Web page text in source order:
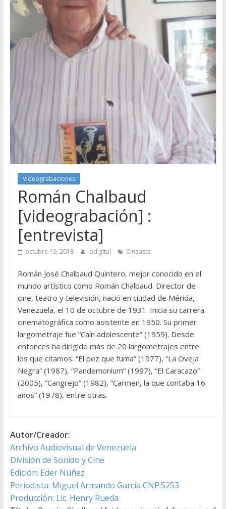
Videograbaciones
Román Chalbaud
[videograbación] :
[entrevista]
octubre 19, 2018 bdigital Cineasta
Román José Chalbaud Quintero, mejor conocido en el
mundo artístico como Román Chalbaud. Director de
cine, teatro y televisión, nació en ciudad de Mérida,
Venezuela, el 10 de octubre de 1931. Inicia su carrera
cinematográfica como asistente en 1950. Su primer
largometraje fue “Caín adolescente” (1959). Desde
entonces ha dirigido más de 20 largometrajes entre
los que citamos: “El pez que fuma” (1977), “La Oveja
Negra“ (1987), “Pandemonium“ (1997), “El Caracazo”
(2005), “Cangrejo” (1982), “Carmen, la que contaba 16
años” (1978), entre otras.
Autor/Creador:
Archivo Audiovisual de Venezuela
División de Sonido y Cine
Edición: Eder Núñez
Periodista: Miguel Armando García CNP.5253
Producción: Lic. Henry Rueda